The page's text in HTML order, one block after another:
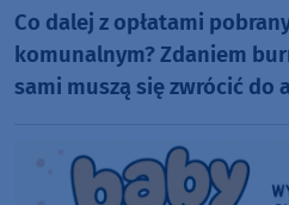
Co dalej z opłatami
komunalnym? Zdaniem
sami muszą się zwrócić do